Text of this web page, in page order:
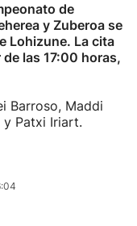
de
y Zuberoa se
Lohizune. La cita
las 17:00 horas,
Barroso, Maddi
y Patxi Iriart.